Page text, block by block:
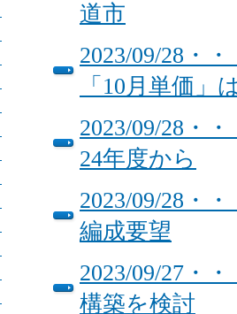
道市
2023/09/28・
「10月単価」
2023/09/28・
24年度から
2023/09/28・
編成要望
2023/09/27・
構築を検討